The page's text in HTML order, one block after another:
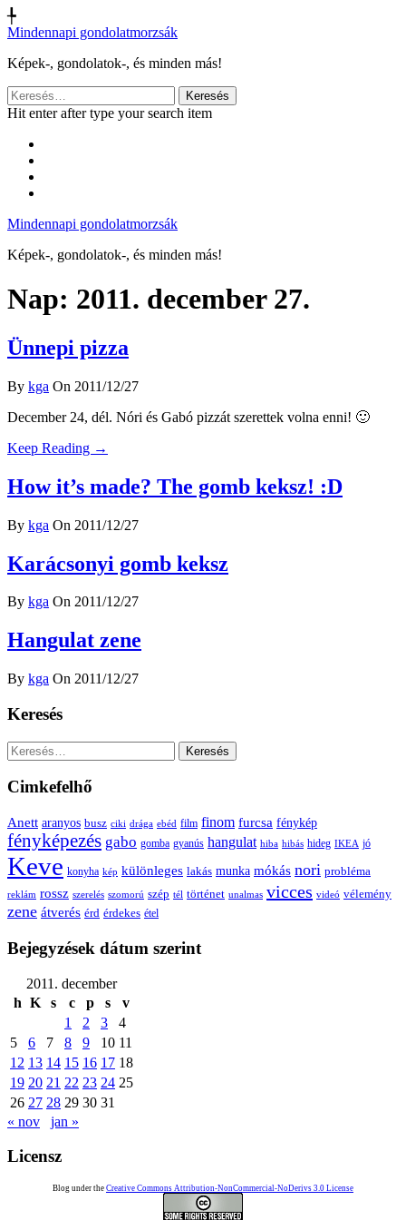
╄
Mindennapi gondolatmorzsák
Képek-, gondolatok-, és minden más!
Keresés:
Hit enter after type your search item
Mindennapi gondolatmorzsák
Képek-, gondolatok-, és minden más!
Nap: 2011. december 27.
Ünnepi pizza
By kga On 2011/12/27
December 24, dél. Nóri és Gabó pizzát szerettek volna enni! 🙂
Keep Reading →
How it’s made? The gomb keksz! :D
By kga On 2011/12/27
Karácsonyi gomb keksz
By kga On 2011/12/27
Hangulat zene
By kga On 2011/12/27
Keresés
Keresés:
Cimkefelhő
Anett aranyos busz ciki drága ebéd film finom furcsa fénykép
fényképezés gabo gomba gyanús hangulat hiba hibás hideg IKEA jó
Keve konyha kép különleges lakás munka mókás nori probléma
reklám rossz szerelés szomorú szép tél történet unalmas vicces videó vélemény
zene átverés érd érdekes étel
Bejegyzések dátum szerint
2011. december
h K s c p s
v
1
2 3
4
5
6 7 8 9 10 11
12 13 14 15 16 17 18
19 20 21 22 23 24 25
26 27 28 29 30 31
« nov
jan »
Licensz
Blog under the Creative Commons Attribution-NonCommercial-NoDerivs 3.0 License